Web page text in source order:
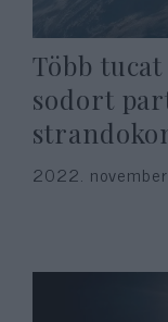
Több
sodort
2022.